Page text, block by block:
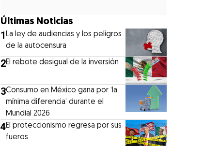
Últimas Noticias
1La ley de audiencias y los peligros
de la autocensura
2El rebote desigual de la inversión
3Consumo en México gana por ‘la
mínima diferencia’ durante el
Mundial 2026
4El proteccionismo regresa por sus
fueros